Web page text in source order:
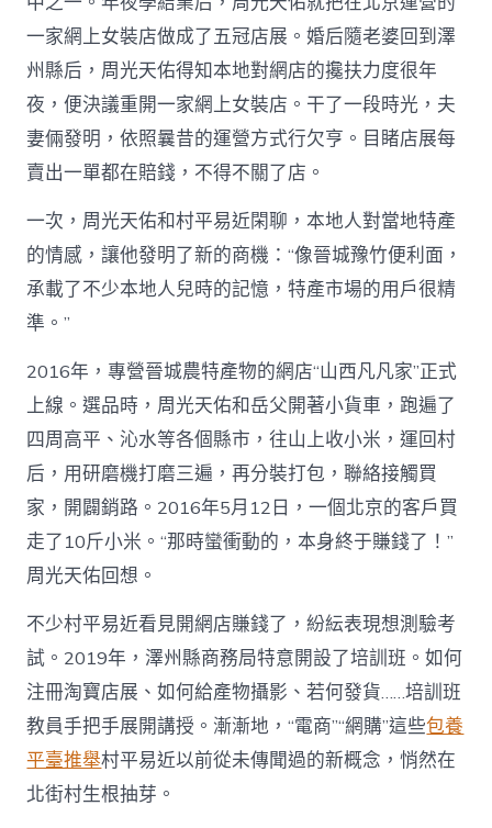
一家網上女裝店做成了五冠店展。婚后隨老婆回到澤
州縣后，周光天佑得知本地對網店的攙扶力度很年
夜，便決議重開一家網上女裝店。干了一段時光，夫
妻倆發明，依照曩昔的運營方式行欠亨。目睹店展每
賣出一單都在賠錢，不得不關了店。
一次，周光天佑和村平易近閑聊，本地人對當地特產
的情感，讓他發明了新的商機：“像晉城豫竹便利面，
承載了不少本地人兒時的記憶，特產市場的用戶很精
準。”
2016年，專營晉城農特產物的網店“山西凡凡家”正式
上線。選品時，周光天佑和岳父開著小貨車，跑遍了
四周高平、沁水等各個縣市，往山上收小米，運回村
后，用研磨機打磨三遍，再分裝打包，聯絡接觸買
家，開闢銷路。2016年5月12日，一個北京的客戶買
走了10斤小米。“那時蠻衝動的，本身終于賺錢了！”
周光天佑回想。
不少村平易近看見開網店賺錢了，紛紜表現想測驗考
試。2019年，澤州縣商務局特意開設了培訓班。如何
注冊淘寶店展、如何給產物攝影、若何發貨……培訓班
教員手把手展開講授。漸漸地，“電商”“網購”這些包養
平臺推舉村平易近以前從未傳聞過的新概念，悄然在
北街村生根抽芽。